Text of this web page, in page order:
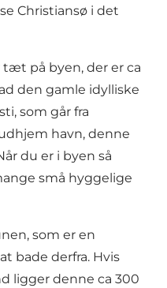
Christiansø i det
på byen, der er ca
den gamle idylliske
som går fra
havn, denne
du er i byen så
små hyggelige
som er en
bade derfra. Hvis
ligger denne ca 300